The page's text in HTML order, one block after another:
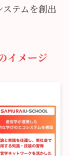
テムを創出
イメージ